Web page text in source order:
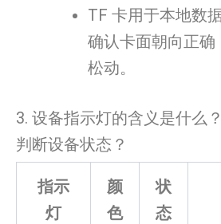
TF 卡用于本地数
确认卡面朝向正确
松动。
3. 设备指示灯的含义是什么
判断设备状态？
指示
灯
颜
色
状
态